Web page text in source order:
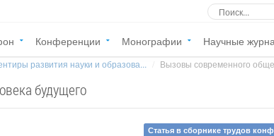
Конференции Монографии Научные
развития науки и образова... Вызовы современного
будущего
Статья в сборнике трудов